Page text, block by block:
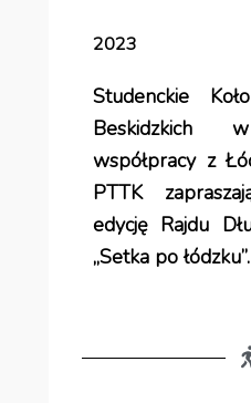
8-9
2023
Studenckie
współpracy z
PTTK
edycję Rajdu
„Setka po łódzku”.